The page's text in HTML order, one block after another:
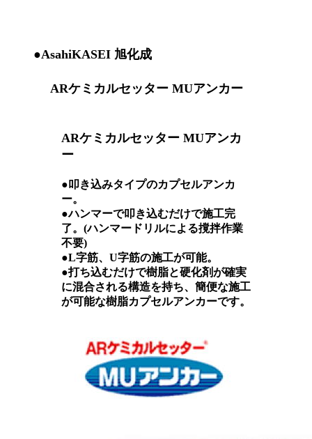
●AsahiKASEI 旭化成
ARケミカルセッター MUアンカー
ARケミカルセッター MUアンカ
ー
●叩き込みタイプのカプセルアンカ
ー。
●ハンマーで叩き込むだけで施工完
了。(ハンマードリルによる撹拌作業
不要)
●L字筋、U字筋の施工が可能。
●打ち込むだけで樹脂と硬化剤が確実
に混合される構造を持ち、簡便な施工
が可能な樹脂カプセルアンカーです。